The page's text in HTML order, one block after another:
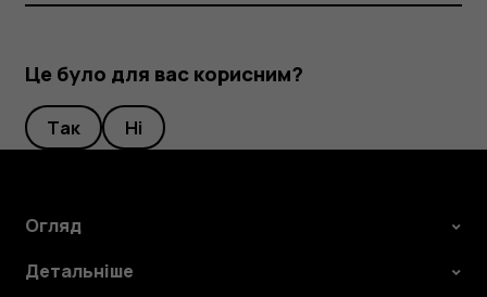
Це було для вас корисним?
Так Ні
Огляд
Детальніше